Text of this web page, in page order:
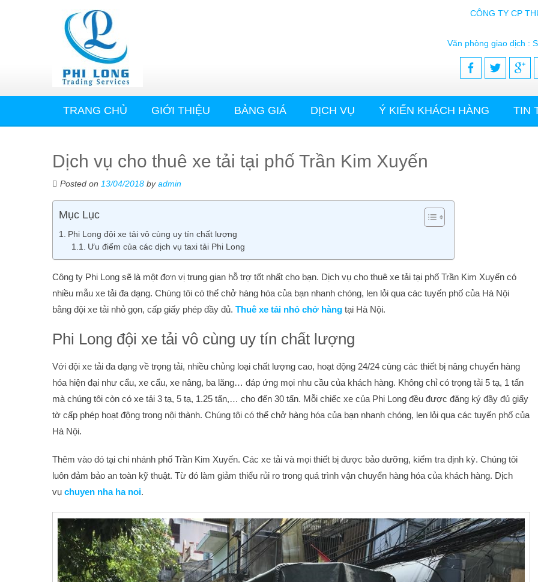
CÔNG TY CP
Văn phòng giao dịch :
TRANG CHỦ GIỚI THIỆU BẢNG GIÁ DỊCH VỤ Ý KIẾN KHÁCH HÀNG TIN
Dịch vụ cho thuê xe tải tại phố Trần Kim Xuyến
Posted on 13/04/2018 byadmin
Mục Lục
Phi Long đội xe tải vô cùng uy tín chất lượng
Ưu điểm của các dịch vụ taxi tải Phi Long
Công ty Phi Long sẽ là một đơn vị trung gian hỗ trợ tốt nhất cho bạn. Dịch vụ cho thuê xe tải tại phố Trần Kim Xuyến có
nhiều mẫu xe tải đa dạng. Chúng tôi có thể chở hàng hóa của bạn nhanh chóng, len lỏi qua các tuyến phố của Hà Nội
bằng đội xe tải nhỏ gọn, cấp giấy phép đầy đủ. Thuê xe tải nhỏ chở hàng tại Hà Nội.
Phi Long đội xe tải vô cùng uy tín chất lượng
Với đội xe tải đa dạng về trọng tải, nhiều chủng loại chất lượng cao, hoạt động 24/24 cùng các thiết bị nâng chuyển hàng
hóa hiện đại như cẩu, xe cẩu, xe nâng, ba lăng… đáp ứng mọi nhu cầu của khách hàng. Không chỉ có trọng tải 5 tạ, 1 tấn
mà chúng tôi còn có xe tải 3 tạ, 5 tạ, 1.25 tấn,… cho đến 30 tấn. Mỗi chiếc xe của Phi Long đều được đăng ký đầy đủ giấy
tờ cấp phép hoạt động trong nội thành. Chúng tôi có thể chở hàng hóa của bạn nhanh chóng, len lỏi qua các tuyến phố của
Hà Nội.
Thêm vào đó tại chi nhánh phố Trần Kim Xuyến. Các xe tải và mọi thiết bị được bảo dưỡng, kiểm tra định kỳ. Chúng tôi
luôn đảm bảo an toàn kỹ thuật. Từ đó làm giảm thiểu rủi ro trong quá trình vận chuyển hàng hóa của khách hàng. Dịch
vụ chuyen nha ha noi.